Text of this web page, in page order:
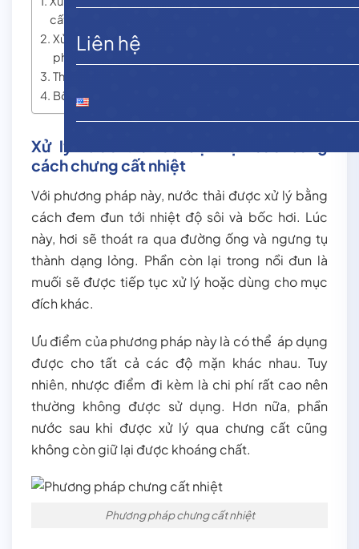
Liên hệ
cất nhiệt
Xử lý nước thải có độ mặn cao bằng cách điện
phân
Thẩm thấu ngược RO
Bổ sung vi sinh có khả năng chịu mặn cao
Xử lý nước thải có độ mặn cao bằng
cách chưng cất nhiệt
Với phương pháp này, nước thải được xử lý bằng
cách đem đun tới nhiệt độ sôi và bốc hơi. Lúc
này, hơi sẽ thoát ra qua đường ống và ngưng tụ
thành dạng lỏng. Phần còn lại trong nồi đun là
muối sẽ được tiếp tục xử lý hoặc dùng cho mục
đích khác.
Ưu điểm của phương pháp này là có thể áp dụng
được cho tất cả các độ mặn khác nhau. Tuy
nhiên, nhược điểm đi kèm là chi phí rất cao nên
thường không được sử dụng. Hơn nữa, phần
nước sau khi được xử lý qua chưng cất cũng
không còn giữ lại được khoáng chất.
Phương pháp chưng cất nhiệt